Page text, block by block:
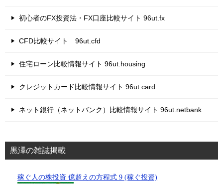
初心者のFX投資法・FX口座比較サイト 96ut.fx
CFD比較サイト 96ut.cfd
住宅ローン比較情報サイト 96ut.housing
クレジットカード比較情報サイト 96ut.card
ネット銀行（ネットバンク）比較情報サイト 96ut.netbank
黒澤の雑誌掲載
稼ぐ人の株投資 億超えの方程式 9 (稼ぐ投資)